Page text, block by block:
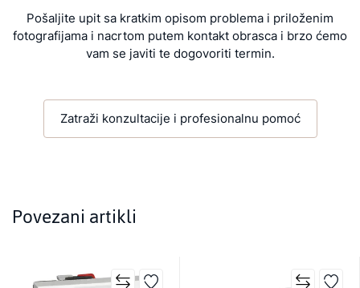
Pošaljite upit sa kratkim opisom problema i priloženim
fotografijama i nacrtom putem kontakt obrasca i brzo ćemo
vam se javiti te dogovoriti termin.
Zatraži konzultacije i profesionalnu pomoć
Povezani artikli